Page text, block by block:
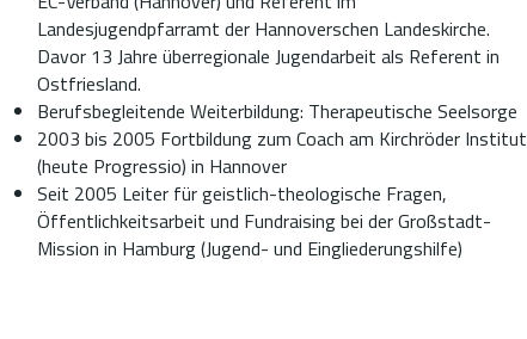
Landesjugendpfarramt der Hannoverschen Landeskirche.
Davor 13 Jahre überregionale Jugendarbeit als Referent in
Ostfriesland.
Berufsbegleitende Weiterbildung: Therapeutische Seelsorge
2003 bis 2005 Fortbildung zum Coach am Kirchröder Institut
(heute Progressio) in Hannover
Seit 2005 Leiter für geistlich-theologische Fragen,
Öffentlichkeitsarbeit und Fundraising bei der Großstadt-
Mission in Hamburg (Jugend- und Eingliederungshilfe)